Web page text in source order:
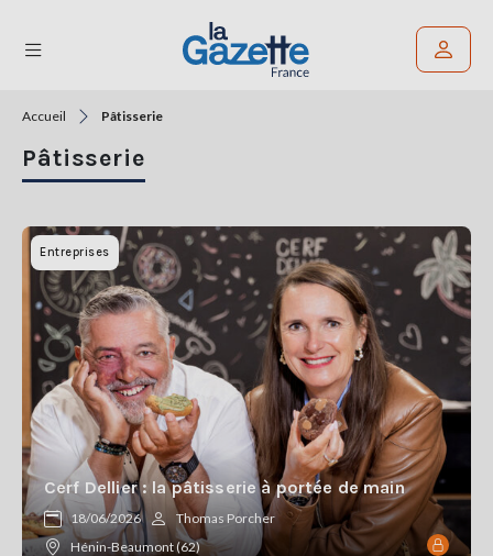
THÉMATIQUES
RÉGIONS
FORMATS
TENDANCES
SERVICES
LA
GAZETTE
Se
connecter
Accueil Pâtisserie
Pâtisserie
Entreprises
Cerf Dellier : la pâtisserie à portée de main
18/06/2026
Thomas Porcher
Hénin-Beaumont (62)